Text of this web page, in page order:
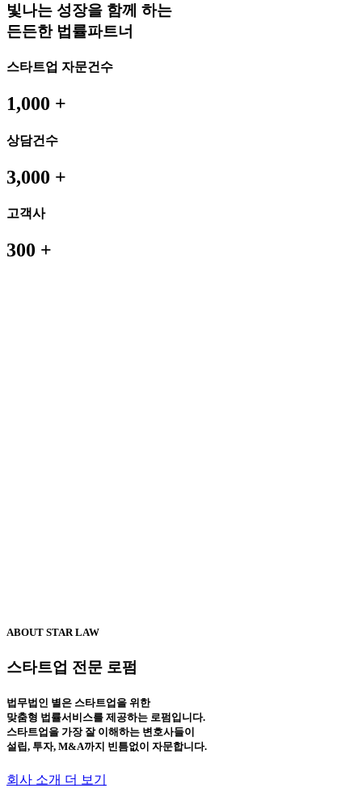
빛나는 성장을 함께 하는
든든한 법률파트너
스타트업 자문건수
1,000 +
상담건수
3,000 +
고객사
300 +
ABOUT STAR LAW
스타트업 전문 로펌
법무법인 별 은 스타트업을 위한
맞춤형 법률서비스를 제공하는 로펌입니다.
스타트업을 가장 잘 이해하는 변호사들이
설립, 투자, M&A까지 빈틈없이 자문합니다.
회사 소개 더 보기